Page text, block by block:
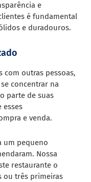
e
é fundamental
e duradouros.
com outras pessoas,
concentrar na
parte de suas
esses
e venda.
um pequeno
Nossa
restaurante o
ou três primeiras